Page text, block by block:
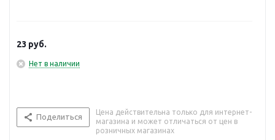
23 руб.
Нет в наличии
Поделиться
Цена действительна только для интернет-
магазина и может отличаться от цен в
розничных магазинах